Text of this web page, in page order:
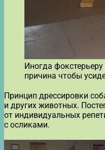
Иногда
причина чтобы
Принцип дрессировки
и других животных.
от индивидуальных
с осликами.